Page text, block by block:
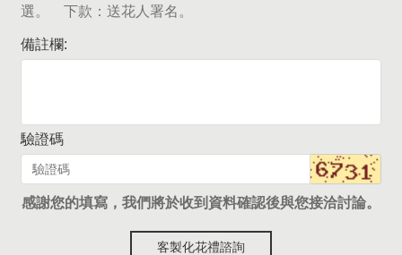
選。 下款：送花人署名。
備註欄:
驗證碼
感謝您的填寫，我們將於收到資料確認後與您接洽討論。
客製化花禮諮詢